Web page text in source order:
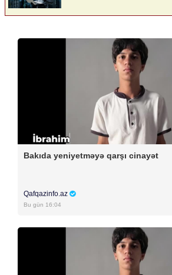
Bakıda yeniyetməyə qarşı cinayət
Qafqazinfo.az
Bu gün 16:04